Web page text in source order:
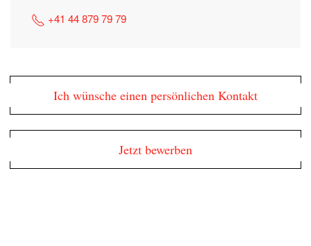
+41 44 879 79 79
Ich wünsche einen persönlichen Kontakt
Jetzt bewerben